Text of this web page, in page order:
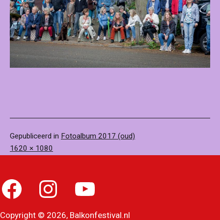
Gepubliceerd in Fotoalbum 2017 (oud)
Volledige
1620 × 1080
Copyright © 2026, Balkonfestival.nl
Facebook Instagram